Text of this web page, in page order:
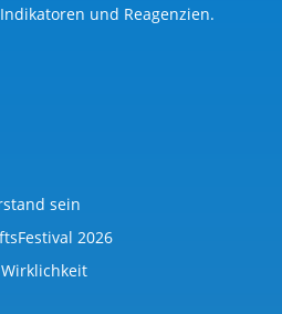
und Reagenzien.
sein
2026